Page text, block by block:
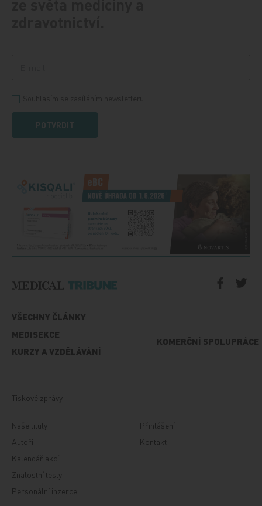
POTVRDIT
VŠECHNY ČLÁNKY
MEDISEKCE
KURZY A VZDĚLÁVÁNÍ
KOMERČNÍ SPOLUPRÁCE
Tiskové zprávy
Naše tituly
Autoři
Kalendář akcí
Znalostní testy
Personální inzerce
Přihlášení
Kontakt